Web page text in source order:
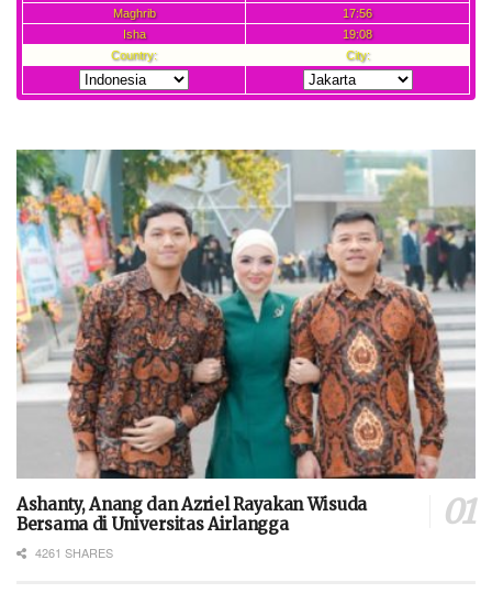
Ashanty, Anang dan Azriel Rayakan Wisuda
Bersama di Universitas Airlangga
4261 SHARES